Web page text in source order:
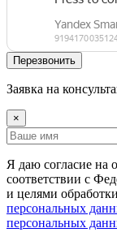
Перезвонить
Заявка на
×
Я даю согласие на
соответствии с
и целями
персональных
персональных